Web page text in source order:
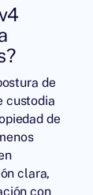
de
custodia
de
clara,
con